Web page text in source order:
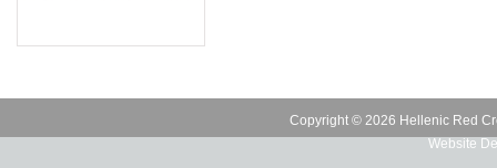
Copyright © 2026 Hellenic Red
Website